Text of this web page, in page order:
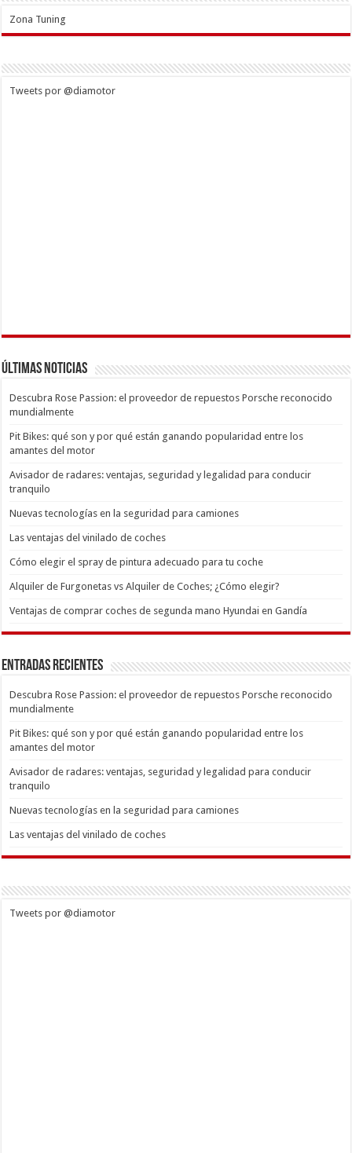
Zona Tuning
Tweets por @diamotor
Últimas Noticias
Descubra Rose Passion: el proveedor de repuestos Porsche reconocido
mundialmente
Pit Bikes: qué son y por qué están ganando popularidad entre los
amantes del motor
Avisador de radares: ventajas, seguridad y legalidad para conducir
tranquilo
Nuevas tecnologías en la seguridad para camiones
Las ventajas del vinilado de coches
Cómo elegir el spray de pintura adecuado para tu coche
Alquiler de Furgonetas vs Alquiler de Coches; ¿Cómo elegir?
Ventajas de comprar coches de segunda mano Hyundai en Gandía
Entradas recientes
Descubra Rose Passion: el proveedor de repuestos Porsche reconocido
mundialmente
Pit Bikes: qué son y por qué están ganando popularidad entre los
amantes del motor
Avisador de radares: ventajas, seguridad y legalidad para conducir
tranquilo
Nuevas tecnologías en la seguridad para camiones
Las ventajas del vinilado de coches
Tweets por @diamotor